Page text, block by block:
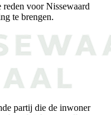
voor Nissewaard
te brengen.
partij die de inwoner